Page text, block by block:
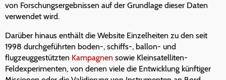
von Forschungsergebnissen auf der Grundlage dieser Daten
verwendet wird.
Darüber hinaus enthält die Website Einzelheiten zu den seit
1998 durchgeführten boden-, schiffs-, ballon- und
flugzeuggestützten Kampagnen sowie Kleinsatelliten-
Feldexperimenten, von denen viele die Entwicklung künftiger